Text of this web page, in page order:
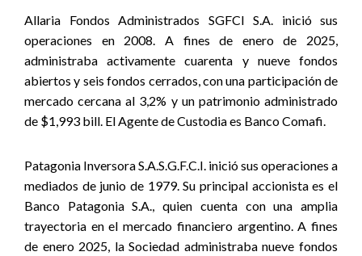
Allaria Fondos Administrados SGFCI S.A. inició sus
operaciones en 2008. A fines de enero de 2025,
administraba activamente cuarenta y nueve fondos
abiertos y seis fondos cerrados, con una participación de
mercado cercana al 3,2% y un patrimonio administrado
de $1,993 bill. El Agente de Custodia es Banco Comafi.
Patagonia Inversora S.A.S.G.F.C.I. inició sus operaciones a
mediados de junio de 1979. Su principal accionista es el
Banco Patagonia S.A., quien cuenta con una amplia
trayectoria en el mercado financiero argentino. A fines
de enero 2025, la Sociedad administraba nueve fondos